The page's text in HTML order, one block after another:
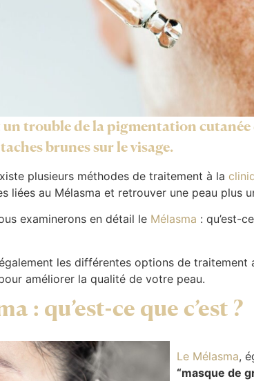
un trouble de la pigmentation
brunes sur le visage.
plusieurs méthodes de traitement à la
liées au Mélasma et retrouver une peau plus
examinerons en détail le Mélasma : qu’est-
les différentes options de traitement
améliorer la qualité de votre peau.
: qu’est-ce que c’est ?
Le Mélasma,
“masque de